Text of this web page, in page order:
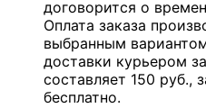
договорится о
Оплата заказа
выбранным
доставки курьером
составляет 150 руб.,
бесплатно.